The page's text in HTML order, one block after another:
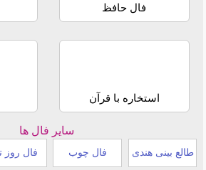
فال حافظ
استخاره با قرآن
سایر فال ها
طالع بینی هندی فال چوب فال روز